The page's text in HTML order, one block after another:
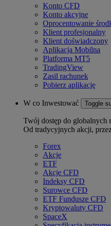
Konto CFD
Konto akcyjne
Oprocentowanie
Klient profesjonalny
Klient doświadczony
Aplikacja Mobilna
Platforma MT5
TradingView
Zasil rachunek
Pobierz aplikację
W co Inwestować Toggle
Twój dostęp do globalnych
Od tradycyjnych akcji,
Forex
Akcje
ETF
Akcje CFD
Indeksy CFD
Surowce CFD
ETF Fundusze CFD
Kryptowaluty CFD
SpaceX